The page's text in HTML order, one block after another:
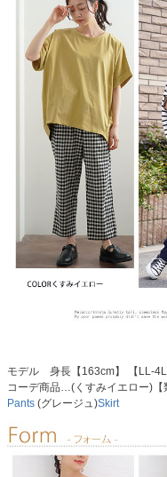
モデル 身長【163cm】 【LL-4L
コーデ商品…(くすみイエロー)【
Pants (グレージュ)Skirt